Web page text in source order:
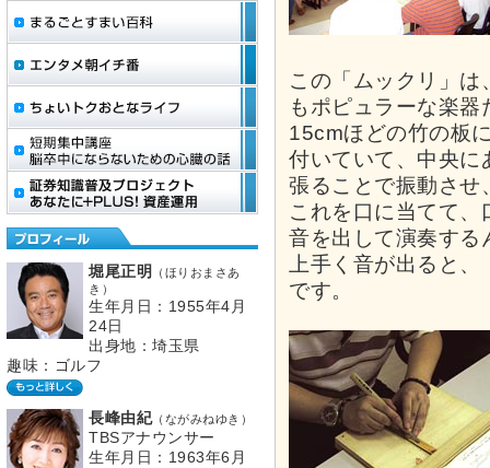
堀尾正明
（ほりおまさあ
き）
生年月日：1955年4月
24日
出身地：埼玉県
趣味：ゴルフ
長峰由紀（ながみねゆき）
TBSアナウンサー
生年月日：1963年6月
この「ムックリ」は
もポピュラーな楽器
15cmほどの竹の板
付いていて、中央に
張ることで振動させ
これを口に当てて、
音を出して演奏する
上手く音が出ると
です。